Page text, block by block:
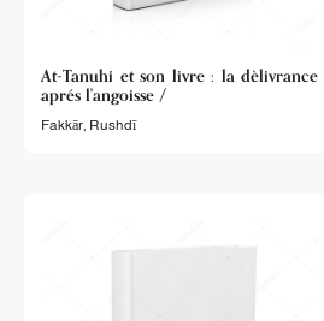
At-Tanuhi et son livre : la dèlivrance
aprés l'angoisse /
Fakkār, Rushdī